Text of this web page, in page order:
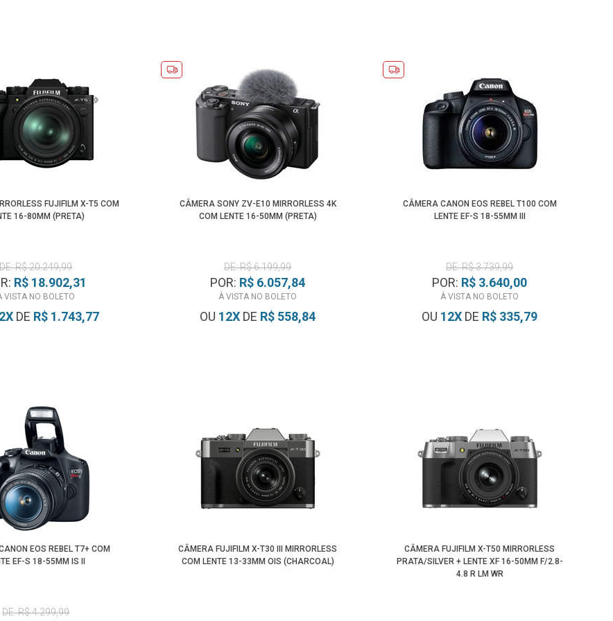
FUJIFILM X-T5 COM
16-80MM (PRETA)
DE: R$ 20.249,99
R$ 18.902,31
VISTA NO BOLETO
XDE R$ 1.743,77
CÂMERA SONY ZV-E10 MIRRORLESS 4K
COM LENTE 16-50MM (PRETA)
DE: R$ 6.199,99
POR: R$ 6.057,84
À VISTA NO BOLETO
OU 12X DE R$ 558,84
CÂMERA CANON EOS REBEL T100 COM
LENTE EF-S 18-55MM III
DE: R$ 3.739,99
POR: R$ 3.640,00
À VISTA NO BOLETO
OU 12X DE R$ 335,79
EOS REBEL T7+ COM
EF-S 18-55MM IS II
DE: R$ 4.299,99
CÂMERA FUJIFILM X-T30 III MIRRORLESS
COM LENTE 13-33MM OIS (CHARCOAL)
CÂMERA FUJIFILM X-T50 MIRRORLESS
PRATA/SILVER + LENTE XF 16-50MM F/2.8-
4.8 R LM WR